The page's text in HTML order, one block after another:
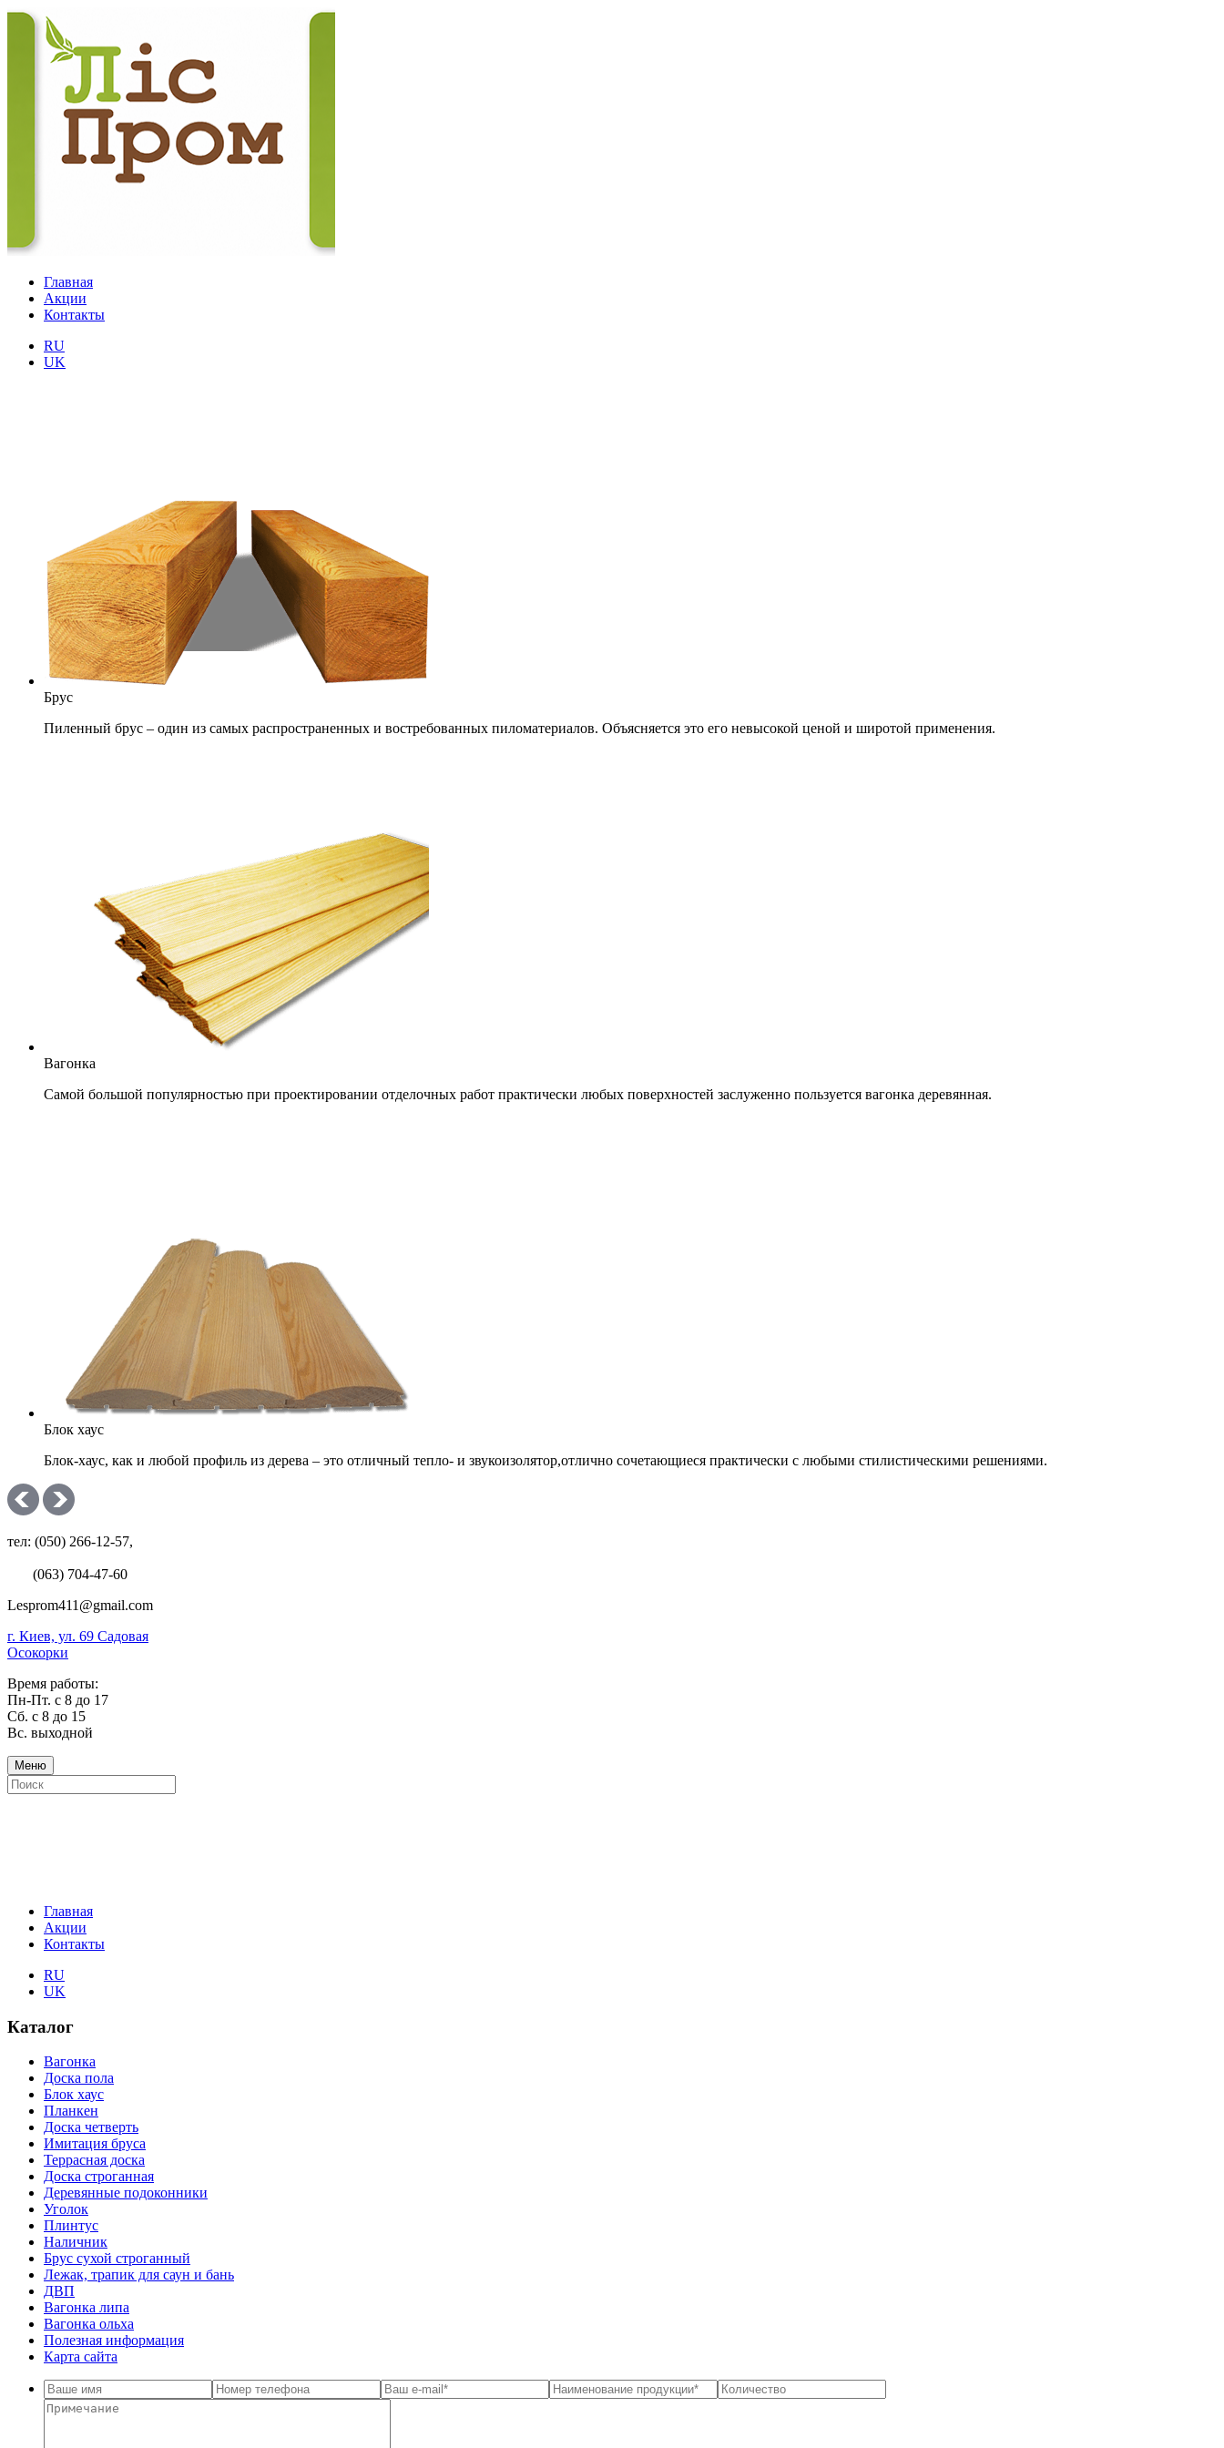
Главная
Акции
Контакты
RU
UK
Брус
Пиленный брус – один из самых распространенных и востребованных пиломатериалов. Объясняется это его невысокой ценой и широтой применения.
Вагонка
Самой большой популярностью при проектировании отделочных работ практически любых поверхностей заслуженно пользуется вагонка деревянная.
Блок хаус
Блок-хаус, как и любой профиль из дерева – это отличный тепло- и звукоизолятор,отлично сочетающиеся практически с любыми стилистическими решениями.
тел: (050) 266-12-57,
(063) 704-47-60
Lesprom411@gmail.com
г. Киев, ул. 69 Садовая
Осокорки
Время работы:
Пн-Пт. с 8 до 17
Сб. с 8 до 15
Вс. выходной
Меню
Главная
Акции
Контакты
RU
UK
Каталог
Вагонка
Доска пола
Блок хаус
Планкен
Доска четверть
Имитация бруса
Террасная доска
Доска строганная
Деревянные подоконники
Уголок
Плинтус
Наличник
Брус сухой строганный
Лежак, трапик для саун и бань
ДВП
Вагонка липа
Вагонка ольха
Полезная информация
Карта сайта